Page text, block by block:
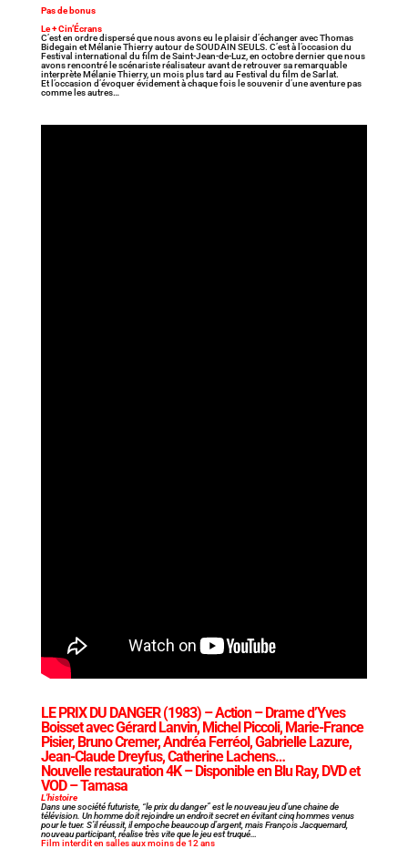
Pas de bonus
Le + Cin’Écrans
C’est en ordre dispersé que nous avons eu le plaisir d’échanger avec Thomas
Bidegain et Mélanie Thierry autour de SOUDAIN SEULS. C’est à l’occasion du
Festival international du film de Saint-Jean-de-Luz, en octobre dernier que nous
avons rencontré le scénariste réalisateur avant de retrouver sa remarquable
interprète Mélanie Thierry, un mois plus tard au Festival du film de Sarlat.
Et l’occasion d’évoquer évidement à chaque fois le souvenir d’une aventure pas
comme les autres…
LE PRIX DU DANGER(1983) – Action – Drame d’Yves
Boisset avec Gérard Lanvin, Michel Piccoli, Marie-France
Pisier, Bruno Cremer, Andréa Ferréol, Gabrielle Lazure,
Jean-Claude Dreyfus, Catherine Lachens…
Nouvelle restauration 4K – Disponible en Blu Ray, DVD et
VOD – Tamasa
L’histoire
Dans une société futuriste, “le prix du danger” est le nouveau jeu d’une chaine de
télévision. Un homme doit rejoindre un endroit secret en évitant cinq hommes venus
pour le tuer. S’il réussit, il empoche beaucoup d’argent, mais François Jacquemard,
nouveau participant, réalise très vite que le jeu est truqué…
Film interdit en salles aux moins de 12 ans